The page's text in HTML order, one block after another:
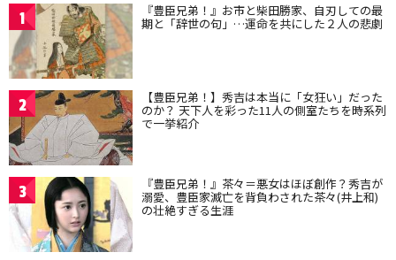
1 『豊臣兄弟！』お市と柴田勝家、自刃しての最
期と「辞世の句」…運命を共にした２人の悲劇
2 【豊臣兄弟！】秀吉は本当に「女狂い」だった
のか？ 天下人を彩った11人の側室たちを時系列
で一挙紹介
3 『豊臣兄弟！』茶々＝悪女はほぼ創作？秀吉が
溺愛、豊臣家滅亡を背負わされた茶々(井上和)
の壮絶すぎる生涯